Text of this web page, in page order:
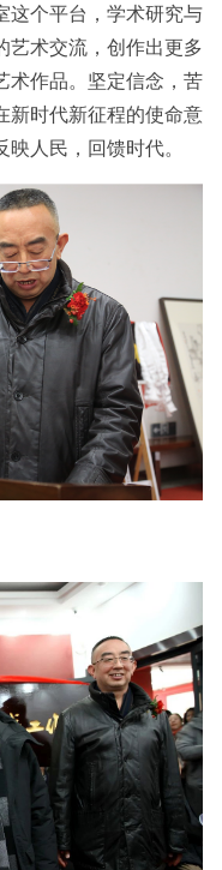
这个平台，学术研究与
艺术交流，创作出更多
术作品。坚定信念，苦
新时代新征程的使命意
人民，回馈时代。